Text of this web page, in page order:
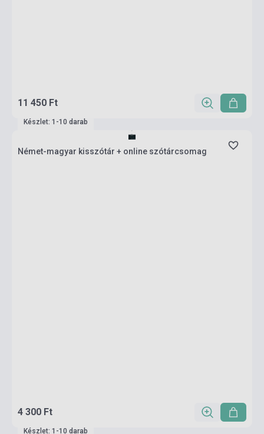
11 450 Ft
Készlet: 1-10 darab
Német-magyar kisszótár + online szótárcsomag
4 300 Ft
Készlet: 1-10 darab